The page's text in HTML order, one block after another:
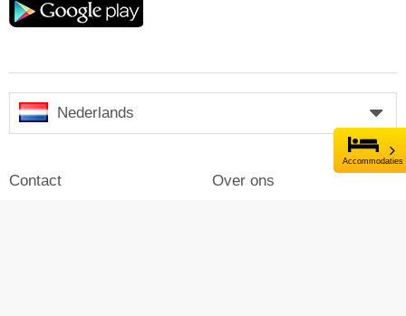
Accommodaties
Nederlands
Contact Over ons